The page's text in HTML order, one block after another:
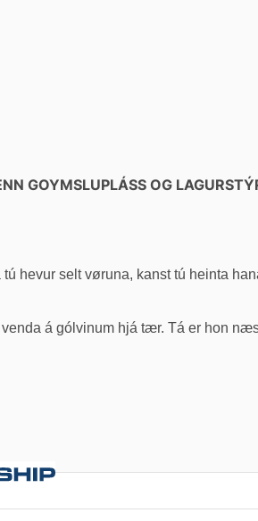
GOYMSLUPLÁSS OG
tú hevur selt vøruna, kanst tú heinta
á gólvinum hjá tær. Tá er hon